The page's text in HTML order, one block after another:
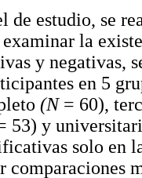
de estudio, se
la
y negativas,
en 5
(N = 60),
53) y
solo en
comparaciones